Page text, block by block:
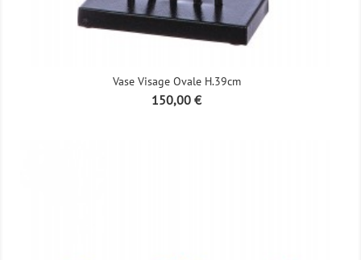
Vase Visage Ovale H.39cm
Prix
150,00 €